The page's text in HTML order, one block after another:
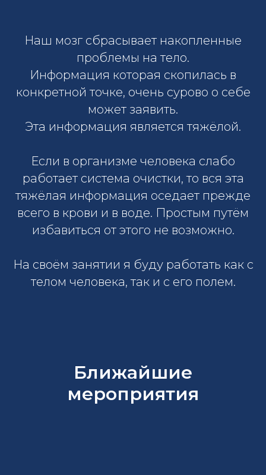
Наш мозг сбрасывает накопленные
проблемы на тело.
Информация которая скопилась в
конкретной точке, очень сурово о себе
может заявить.
Эта информация является тяжёлой.
Если в организме человека слабо
работает система очистки, то вся эта
тяжёлая информация оседает прежде
всего в крови и в воде. Простым путём
избавиться от этого не возможно.
На своём занятии я буду работать как с
телом человека, так и с его полем.
Ближайшие
мероприятия